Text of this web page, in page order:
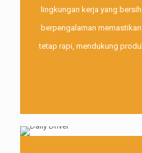
lingkungan kerja yang
berpengalaman
tetap rapi, mendukung